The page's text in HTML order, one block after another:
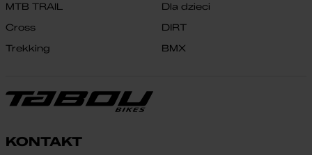
MTB TRAIL
Cross
Trekking
Dla dzieci
DIRT
BMX
KONTAKT